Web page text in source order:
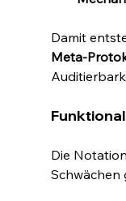
Damit
Meta-
Die
Schwächen